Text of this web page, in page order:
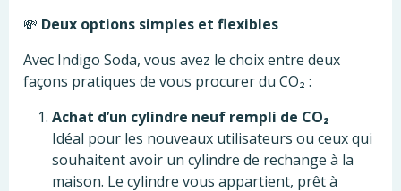
💸 Deux options simples et flexibles
Avec Indigo Soda, vous avez le choix entre deux
façons pratiques de vous procurer du CO₂ :
Achat d’un cylindre neuf rempli de CO₂
Idéal pour les nouveaux utilisateurs ou ceux qui
souhaitent avoir un cylindre de rechange à la
maison. Le cylindre vous appartient, prêt à